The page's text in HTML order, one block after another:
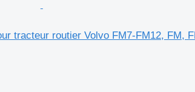
tracteur routier Volvo FM7-FM12, FM,